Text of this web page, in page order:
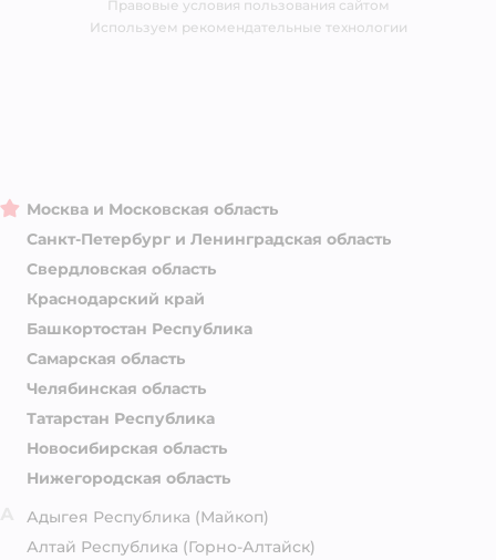
Правовые условия пользования сайтом
Используем рекомендательные технологии
Москва и Московская область
Санкт-Петербург и Ленинградская область
Свердловская область
Краснодарский край
Башкортостан Республика
Самарская область
Челябинская область
Татарстан Республика
Новосибирская область
Нижегородская область
Адыгея Республика (Майкоп)
Алтай Республика (Горно-Алтайск)